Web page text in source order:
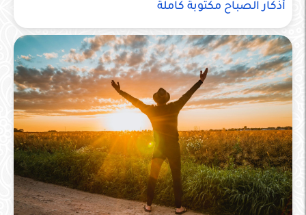
أذكار الصباح مكتوبة كاملة